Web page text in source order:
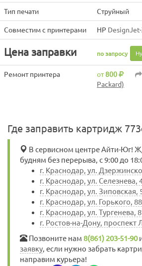
Тип печати Струйный
Совместим с принтерами HP
Цена заправки по запросу
Ремонт принтера от800
Packard)
Где заправить картридж
В сервисном центре Айти-Юг!
будням без перерыва, с 9:00 до
г. Краснодар, ул.
г. Краснодар, ул. Селезнева,
г. Краснодар, ул. Зиповская,
г. Краснодар, ул. Горького, 88
г. Краснодар, ул. Тургенева,
г. Ростов-на-Дону, проспект
Позвоните нам 8(861) 203-51-90
заявку, если нужно забрать
направим курьера!